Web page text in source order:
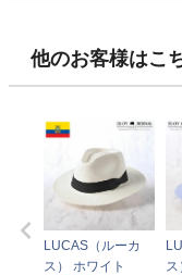
他のお客様はこ
LUCAS（ルーカ
ス） ホワイト